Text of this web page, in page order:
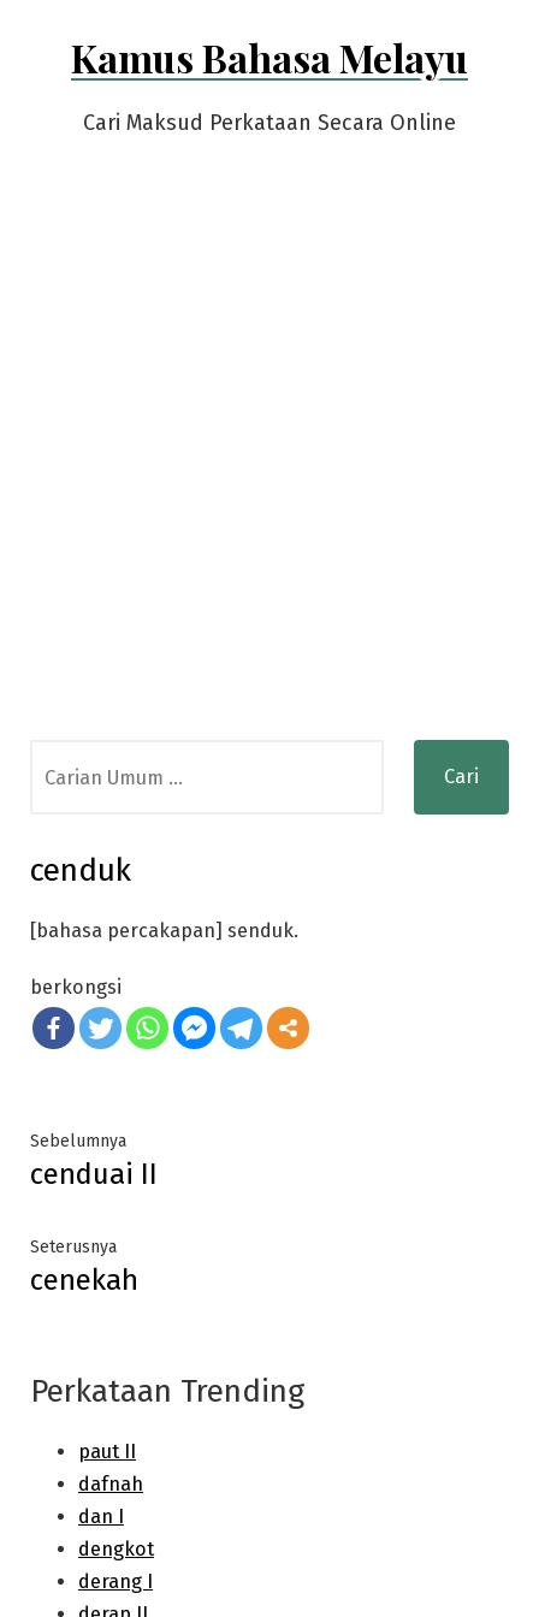
Kamus Bahasa Melayu
Cari Maksud Perkataan Secara Online
for:
cenduk
[bahasa percakapan] senduk.
berkongsi
Post
navigation
SebelumnyaPrevious
post:
cenduai II
SeterusnyaNext
post:
cenekah
Perkataan Trending